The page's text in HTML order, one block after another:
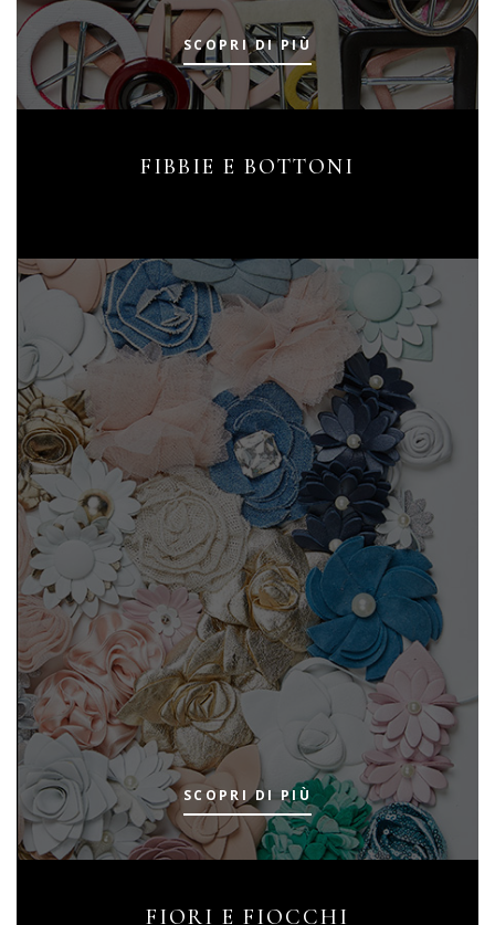
SCOPRI DI PIÙ
FIBBIE E BOTTONI
SCOPRI DI PIÙ
FIORI E FIOCCHI